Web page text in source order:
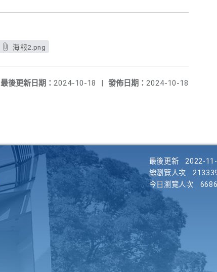
海報2.png
發佈日期： 2024-10-18
最後更新日期： 2024-10-18 |
最後更新
2022-
總瀏覽人次
今日瀏覽人次
6686